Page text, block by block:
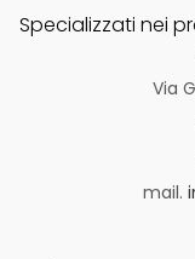
Specializzati nei
Via
mail.